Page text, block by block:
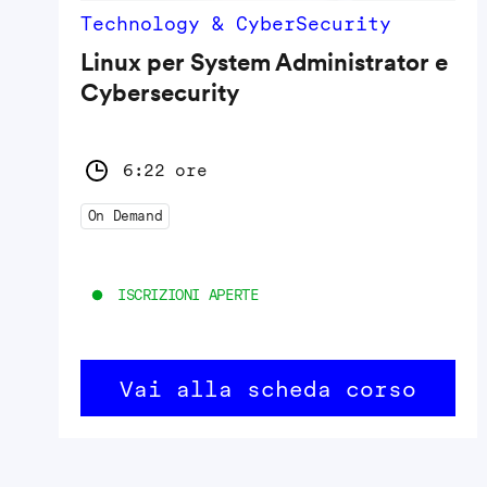
Technology & CyberSecurity
Linux per System Administrator e
Cybersecurity
6:22 ore
On Demand
ISCRIZIONI APERTE
Vai alla scheda corso